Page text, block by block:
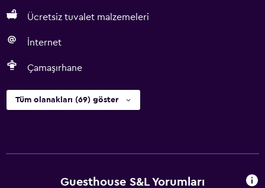
Ücretsiz tuvalet malzemeleri
İnternet
Çamaşırhane
Tüm olanakları (69) göster
Guesthouse S&L Yorumları